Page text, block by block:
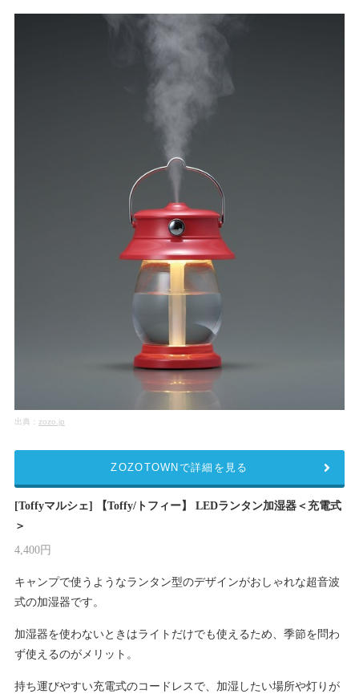
出典： zozo.jp
[Toffyマルシェ] 【Toffy/トフィー】 LEDランタン加湿器＜充電式
＞
4,400円
キャンプで使うようなランタン型のデザインがおしゃれな超音波
式の加湿器です。
加湿器を使わないときはライトだけでも使えるため、季節を問わ
ず使えるのがメリット。
持ち運びやすい充電式のコードレスで、加湿したい場所や灯りが
ZOZOTOWNで詳細を見る